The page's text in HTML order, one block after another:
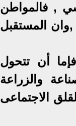
, فالمواطن
,وان المستقبل
أن تتحول
والزراعة
الاجتماعى